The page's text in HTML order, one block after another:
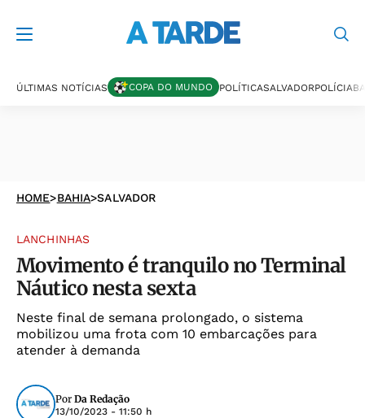
ÚLTIMAS NOTÍCIAS COPA DO MUNDO POLÍTICASALVADORPOLÍCIA
HOME>BAHIA>SALVADOR
LANCHINHAS
Movimento é tranquilo no Terminal
Náutico nesta sexta
Neste final de semana prolongado, o sistema
mobilizou uma frota com 10 embarcações para
atender à demanda
Por Da Redação
13/10/2023 - 11:50 h